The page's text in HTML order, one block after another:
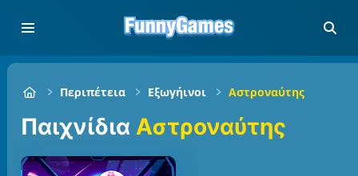
Περιπέτεια Εξωγήινοι Αστροναύτης
Παιχνίδια Αστροναύτης